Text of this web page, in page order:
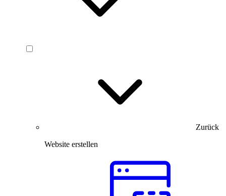
Zurück
Website erstellen